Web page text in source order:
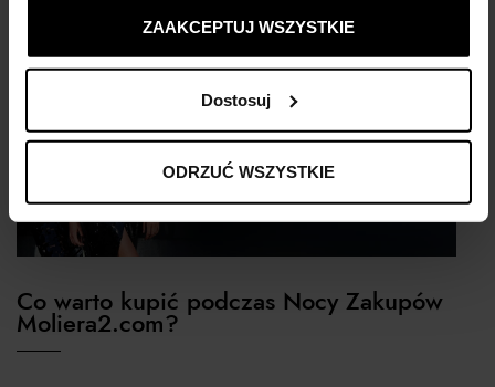
ZAAKCEPTUJ WSZYSTKIE
Dostosuj
ODRZUĆ WSZYSTKIE
Co warto kupić podczas Nocy Zakupów
Moliera2.com?